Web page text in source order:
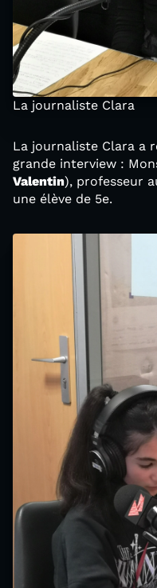
La journaliste Clara
La journaliste Clara a
grande interview :
Valentin), professeur
une élève de 5e.